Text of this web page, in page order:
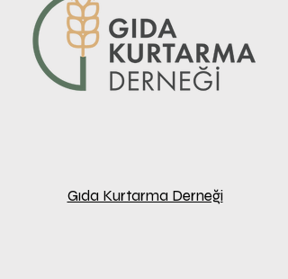
Gıda Kurtarma Derneği